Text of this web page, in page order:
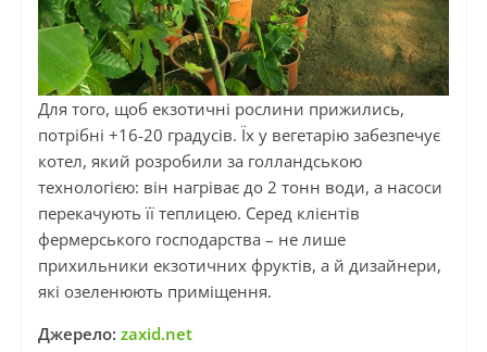
Для того, щоб екзотичні рослини прижились,
потрібні +16-20 градусів. Їх у вегетарію забезпечує
котел, який розробили за голландською
технологією: він нагріває до 2 тонн води, а насоси
перекачують її теплицею. Серед клієнтів
фермерського господарства – не лише
прихильники екзотичних фруктів, а й дизайнери,
які озеленюють приміщення.
Джерело: zaxid.net